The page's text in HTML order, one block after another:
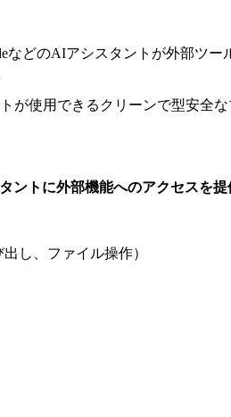
などのAIアシスタントが外部ツ
使用できるクリーンで型安全な
ントに外部機能へのアクセスを
し、ファイル操作）